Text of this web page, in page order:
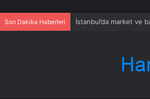
Son Dakika Haberleri İstanbul’da market ve